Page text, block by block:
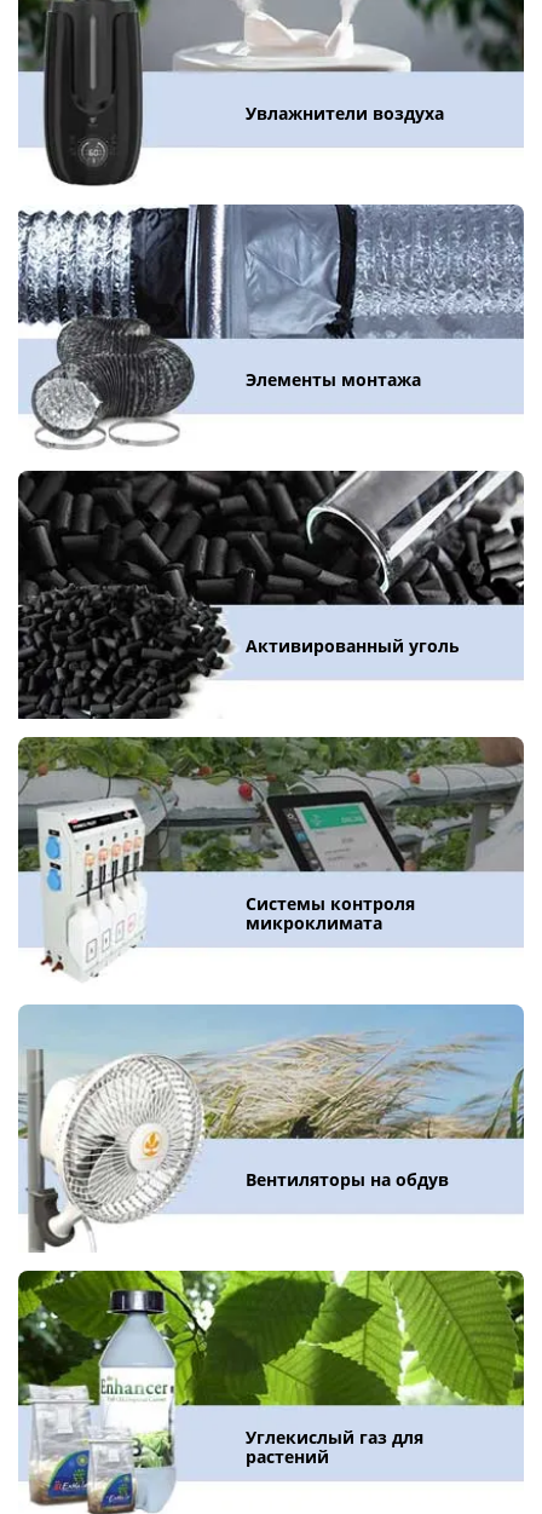
Увлажнители воздуха
Элементы монтажа
Активированный уголь
Системы контроля
микроклимата
Вентиляторы на обдув
Углекислый газ для
растений